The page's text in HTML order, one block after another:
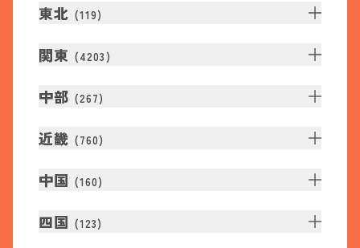
東北 (119)
関東 (4203 )
中部 (267)
近畿 (760)
中国 (160)
四国 (123)